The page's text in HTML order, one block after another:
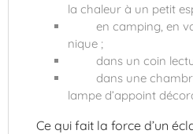
la chaleur à un petit
en camping, en
nique ;
dans un coin
dans une
lampe d’appoint
Ce qui fait la force d’un